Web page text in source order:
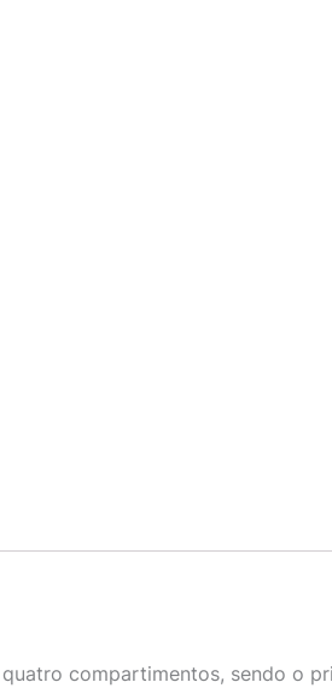
compartimentos, sendo o